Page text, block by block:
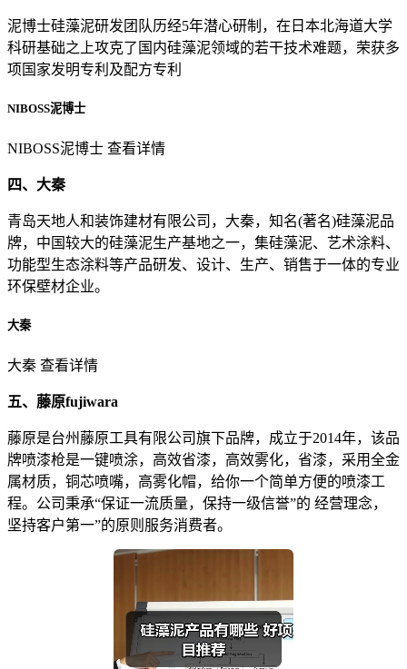
泥博士硅藻泥研发团队历经5年潜心研制，在日本北海道大学
科研基础之上攻克了国内硅藻泥领域的若干技术难题，荣获多
项国家发明专利及配方专利
NIBOSS泥博士
NIBOSS泥博士 查看详情
四、大秦
青岛天地人和装饰建材有限公司，大秦，知名(著名)硅藻泥品
牌，中国较大的硅藻泥生产基地之一，集硅藻泥、艺术涂料、
功能型生态涂料等产品研发、设计、生产、销售于一体的专业
环保壁材企业。
大秦
大秦 查看详情
五、藤原fujiwara
藤原是台州藤原工具有限公司旗下品牌，成立于2014年，该品
牌喷漆枪是一键喷涂，高效省漆，高效雾化，省漆，采用全金
属材质，铜芯喷嘴，高雾化帽，给你一个简单方便的喷漆工
程。公司秉承“保证一流质量，保持一级信誉”的 经营理念，
坚持客户第一”的原则服务消费者。